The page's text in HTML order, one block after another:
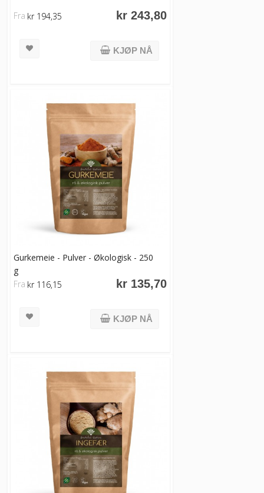
kr 243,80
Fra kr 194,35
KJØP NÅ
Gurkemeie - Pulver - Økologisk - 250
g
kr 135,70
Fra kr 116,15
KJØP NÅ